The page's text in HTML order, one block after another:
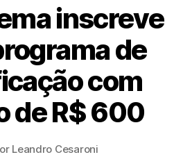
inscreve
de
com
de R$ 600
Leandro Cesaroni